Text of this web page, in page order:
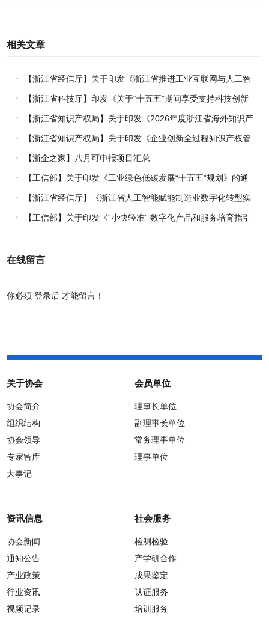
相关文章
【浙江省经信厅】关于印发《浙江省推进工业互联网与人工智
能融合赋能行动方案》的通知
【浙江省科技厅】印发《关于“十五五”期间享受支持科技创新
进口税收优惠政策的科研机构名单核定的实施办法》的通知
【浙江省知识产权局】关于印发《2026年度浙江省海外知识产
权风险统一基础性保障保险实施方案》的通知
【浙江省知识产权局】关于印发《企业创新全过程知识产权管
理指引》的通知
【浙企之家】八月可申报项目汇总
【工信部】关于印发《工业绿色低碳发展“十五五”规划》的通
知
【浙江省经信厅】《浙江省人工智能赋能制造业数字化转型实
施方案（2026-2030年）》印发
【工信部】关于印发《“小快轻准” 数字化产品和服务培育指引
在线留言
你必须登录后 才能留言！
关于协会
协会简介
组织结构
协会领导
专家智库
大事记
会员单位
理事长单位
副理事长单位
常务理事单位
理事单位
资讯信息
协会新闻
通知公告
产业政策
行业资讯
视频记录
社会服务
检测检验
产学研合作
成果鉴定
认证服务
培训服务